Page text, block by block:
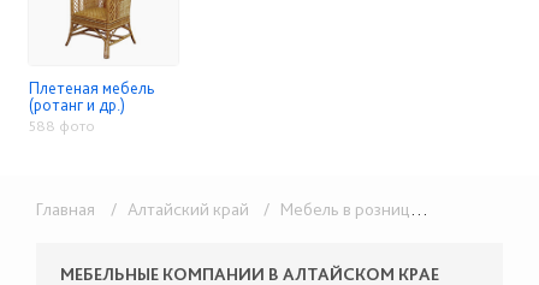
Плетеная мебель
(ротанг и др.)
588 фото
Главная / Алтайский край / Мебель в розницу / Плетеная
МЕБЕЛЬНЫЕ КОМПАНИИ В АЛТАЙСКОМ КРАЕ